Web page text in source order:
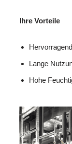
Ihre Vorteile
Lange
Hohe